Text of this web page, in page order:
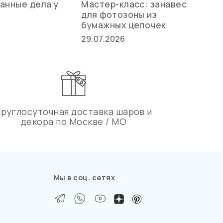
дела у
Мастер-класс: занавес
для фотозоны из
бумажных цепочек
29.07.2026
доставка шаров и
декора по Москве / МО
Мы в соц. сетях